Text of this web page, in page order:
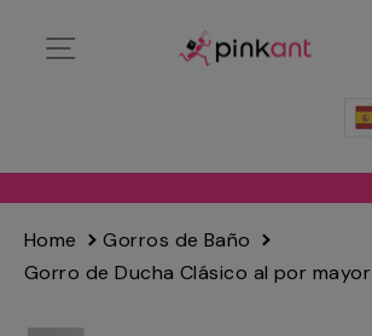
directamente
Home
Gorros de Baño
Gorro de Ducha Clásico al por mayor